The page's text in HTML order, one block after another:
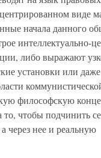
виде
начала данного
интеллектуально-
либо выражают
установки или
философскую
то, чтобы подчи­нить
через нее и реальную